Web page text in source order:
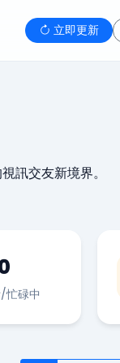
立即更新
訊交友新境界。
忙碌中